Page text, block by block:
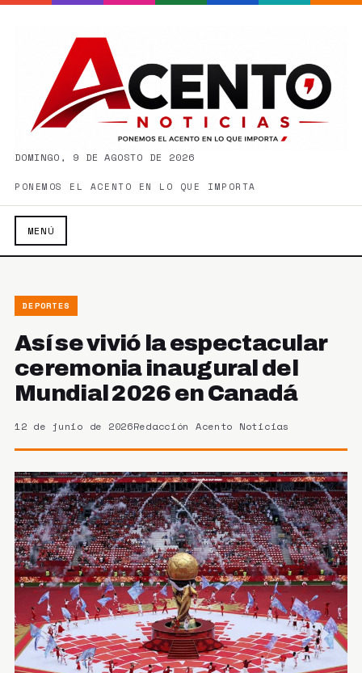
DOMINGO, 9 DE AGOSTO DE 2026
PONEMOS EL ACENTO EN LO QUE IMPORTA
MENÚ
DEPORTES
Así se vivió la espectacular
ceremonia inaugural del
Mundial 2026 en Canadá
12 de junio de 2026Redacción Acento Noticias